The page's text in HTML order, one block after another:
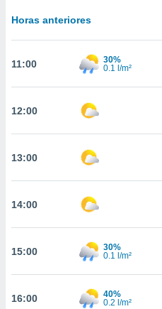
basada
permite
coste.
botón
a la
todas
ya sean
nos
en
CONTINUAR
Horas anteriores
11:00
30%
0.1 l/m²
12:00
13:00
14:00
15:00
30%
0.1 l/m²
16:00
40%
0.2 l/m²